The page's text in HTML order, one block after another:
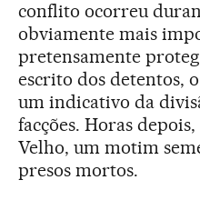
conflito ocorreu
obviamente mais
pretensamente
escrito dos detentos,
um indicativo da
facções. Horas
Velho, um motim
presos mortos.